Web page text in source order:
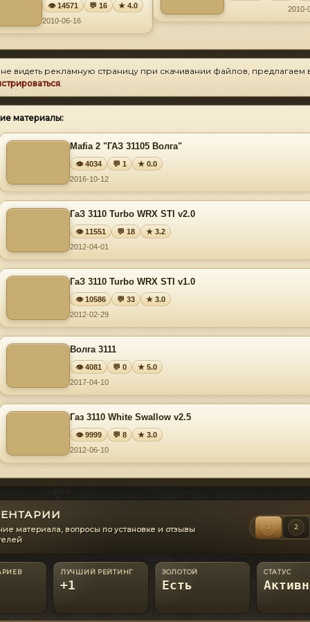
👁 14571 💬 16
★ 4.0
2010-06-16
2010-
видеть рекламную страницу при скачивании файлов, предлагаем
.
материалы:
Mafia 2 "ГАЗ 31105 Волга"
👁 4034 💬 1
★ 0.0
2016-10-12
ГаЗ 3110 Turbo WRX STI v2.0
👁 11551 💬 18
★ 3.2
2012-04-01
ГаЗ 3110 Turbo WRX STI v1.0
👁 10586 💬 33
★ 3.0
2012-02-29
Волга 3111
👁 4081 💬 0
★ 5.0
2017-04-10
Гaз 3110 White Swallow v2.5
👁 9999 💬 8
★ 3.0
2012-06-10
материала, вопросы по установке и отзывы
1 2
ЛУЧШИЙ РЕЙТИНГ
+1
ЗОЛОТОЙ
Есть
СТАТУС